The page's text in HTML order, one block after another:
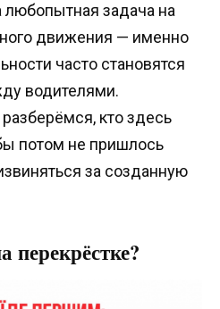
задача на
движения — именно
часто становятся
водителями.
кто здесь
потом не пришлось
за созданную
перекрёстке?